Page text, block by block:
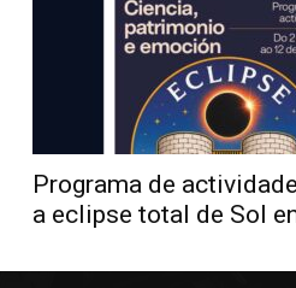
Programa de
a eclipse total de Sol